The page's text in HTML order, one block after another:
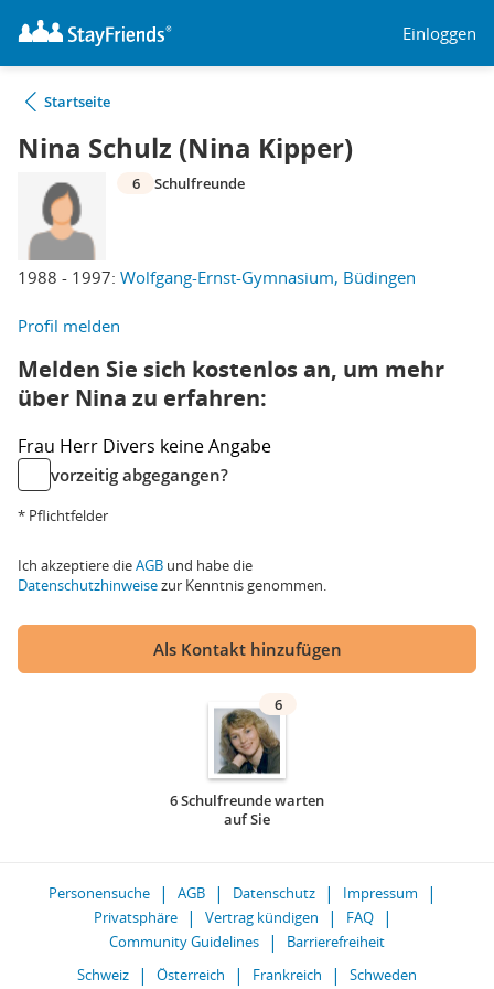
Einloggen
Startseite
Nina Schulz (Nina Kipper)
1988 - 1997: Wolfgang-Ernst-Gymnasium, Büdingen
6 Schulfreunde
Profil melden
Melden Sie sich kostenlos an, um mehr
über Nina zu erfahren:
Frau Herr Divers keine Angabe
vorzeitig abgegangen?
* Pflichtfelder
Ich akzeptiere dieAGB und habe die
Datenschutzhinweisezur Kenntnis genommen.
Als Kontakt hinzufügen
6
6 Schulfreunde warten
auf Sie
Personensuche AGB Datenschutz
Impressum
Privatsphäre
Vertrag kündigen
FAQ
Community Guidelines
Barrierefreiheit
Schweiz
Österreich Frankreich Schweden